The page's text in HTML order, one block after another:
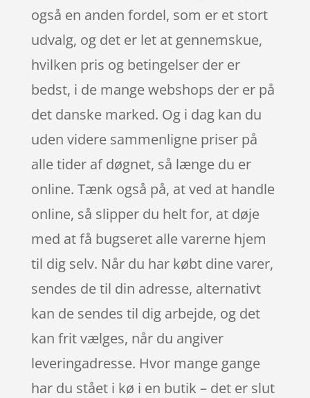
også en anden fordel, som er et stort
udvalg, og det er let at gennemskue,
hvilken pris og betingelser der er
bedst, i de mange webshops der er på
det danske marked. Og i dag kan du
uden videre sammenligne priser på
alle tider af døgnet, så længe du er
online. Tænk også på, at ved at handle
online, så slipper du helt for, at døje
med at få bugseret alle varerne hjem
til dig selv. Når du har købt dine varer,
sendes de til din adresse, alternativt
kan de sendes til dig arbejde, og det
kan frit vælges, når du angiver
leveringadresse. Hvor mange gange
har du stået i kø i en butik – det er slut